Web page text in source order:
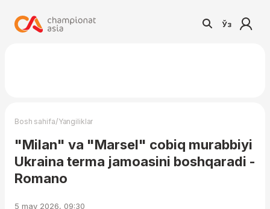
Ўз
Bosh sahifa/Yangiliklar
"Milan" va "Marsel" cobiq murabbiyi
Ukraina terma jamoasini boshqaradi -
Romano
5 may 2026, 09:30